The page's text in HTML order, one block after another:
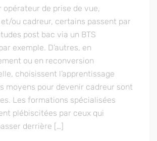
opérateur de prise de vue,
ou cadreur, certains passent par
post bac via un BTS
exemple. D’autres, en
ou en reconversion
choisissent l’apprentissage
moyens pour devenir cadreur sont
Les formations spécialisées
plébiscitées par ceux qui
derrière […]